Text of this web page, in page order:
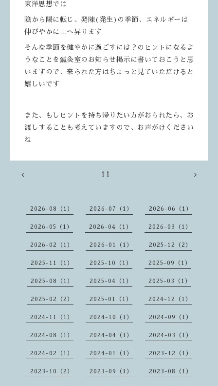
東洋思想では
陰から陽に転じ、発陳(発生)の季節、エネルギーは
伸びやかに上へ昇ります
そんな季節を健やかに過ごすには？のヒントになるよ
うなことを鍼灸室のお知らせ掲示に書いておこうと思
いますので、来られた方はちょっと見ていただけると
嬉しいです
また、もしヒントを持ち帰りたい方がおられたら、お
渡しすることも考えていますので、お声がけください
ね
11
2026-08（1） 2026-07（1） 2026-06（1）
2026-05（1） 2026-04（1） 2026-03（1）
2026-02（1） 2026-01（1） 2025-12（2）
2025-11（1） 2025-10（1） 2025-09（1）
2025-08（1） 2025-04（1） 2025-03（1）
2025-02（2） 2025-01（1） 2024-12（1）
2024-11（1） 2024-10（1） 2024-09（1）
2024-08（1） 2024-04（1） 2024-03（1）
2024-02（1） 2024-01（1） 2023-12（1）
2023-10（2） 2023-09（1） 2023-08（1）